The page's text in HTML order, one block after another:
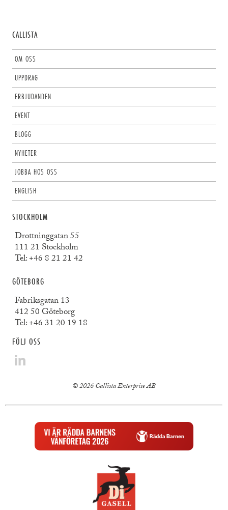
CALLISTA
OM OSS
UPPDRAG
ERBJUDANDEN
EVENT
BLOGG
NYHETER
JOBBA HOS OSS
ENGLISH
STOCKHOLM
Drottninggatan 55
111 21 Stockholm
Tel:+46 8 21 21 42
GÖTEBORG
Fabriksgatan 13
412 50 Göteborg
Tel:+46 31 20 19 18
FÖLJ OSS
© 2026 Callista Enterprise AB